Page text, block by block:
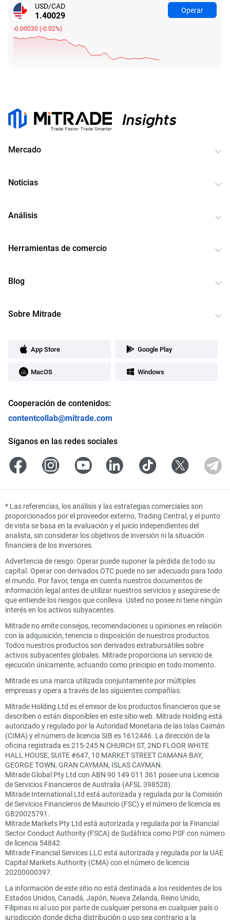
USD/CAD
1.40047
-0.00012 (-0.01%)
Operar
Mercado
Noticias
Análisis
Herramientas de comercio
Blog
Sobre Mitrade
App Store Google Play
MacOS Windows
Cooperación de contenidos:
contentcollab@mitrade.com
Síganos en las redes sociales
* Las referencias, los análisis y las estrategias comerciales son
proporcionados por el proveedor externo, Trading Central, y el punto
de vista se basa en la evaluación y el juicio independientes del
analista, sin considerar los objetivos de inversión ni la situación
financiera de los inversores.
Advertencia de riesgo: Operar puede suponer la pérdida de todo su
capital. Operar con derivados OTC puede no ser adecuado para todo
el mundo. Por favor, tenga en cuenta nuestros documentos de
información legal antes de utilizar nuestros servicios y asegúrese de
que entiende los riesgos que conlleva. Usted no posee ni tiene ningún
interés en los activos subyacentes.
Mitrade no emite consejos, recomendaciones u opiniones en relación
con la adquisición, tenencia o disposición de nuestros productos.
Todos nuestros productos son derivados extrabursátiles sobre
activos subyacentes globales. Mitrade proporciona un servicio de
ejecución únicamente, actuando como principio en todo momento.
Mitrade es una marca utilizada conjuntamente por múltiples
empresas y opera a través de las siguientes compañías:
Mitrade Holding Ltd es el emisor de los productos financieros que se
describen o están disponibles en este sitio web. Mitrade Holding está
autorizado y regulado por la Autoridad Monetaria de las Islas Caimán
(CIMA) y el número de licencia SIB es 1612446. La dirección de la
oficina registrada es 215-245 N CHURCH ST, 2ND FLOOR WHITE
HALL HOUSE, SUITE #647, 10 MARKET STREET CAMANA BAY,
GEORGE TOWN, GRAN CAYMAN, ISLAS CAYMAN.
Mitrade Global Pty Ltd con ABN 90 149 011 361 posee una Licencia
de Servicios Financieros de Australia (AFSL 398528).
Mitrade International Ltd está autorizada y regulada por la Comisión
de Servicios Financieros de Mauricio (FSC) y el número de licencia es
GB20025791.
Mitrade Markets Pty Ltd está autorizada y regulada por la Financial
Sector Conduct Authority (FSCA) de Sudáfrica como PSF con número
de licencia 54842.
Mitrade Financial Services LLC está autorizada y regulada por la UAE
Capital Markets Authority (CMA) con el número de licencia
20200000397.
La información de este sitio no está destinada a los residentes de los
Estados Unidos, Canadá, Japón, Nueva Zelanda, Reino Unido,
Filipinas ni al uso por parte de cualquier persona en cualquier país o
jurisdicción donde dicha distribución o uso sea contrario a la